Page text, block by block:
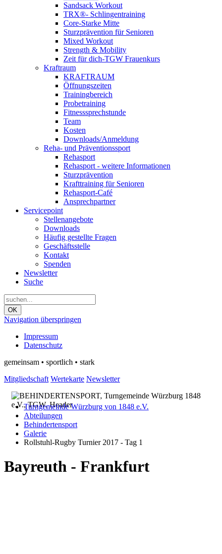
Sandsack Workout
TRX®- Schlingentraining
Core-Starke Mitte
Sturzprävention für Senioren
Mixed Workout
Strength & Mobility
Zeit für dich-TGW Frauenkurs
Kraftraum
KRAFTRAUM
Öffnungszeiten
Trainingbereich
Probetraining
Fitnesssprechstunde
Team
Kosten
Downloads/Anmeldung
Reha- und Präventionssport
Rehasport
Rehasport - weitere Informationen
Sturzprävention
Krafttraining für Senioren
Rehasport-Café
Ansprechpartner
Servicepoint
Stellenangebote
Downloads
Häufig gestellte Fragen
Geschäftsstelle
Kontakt
Spenden
Newsletter
Suche
OK
Navigation überspringen
Impressum
Datenschutz
gemeinsam • sportlich • stark
Mitgliedschaft Wertekarte Newsletter
Turngemeinde Würzburg von 1848 e.V.
Abteilungen
Behindertensport
Galerie
Rollstuhl-Rugby Turnier 2017 - Tag 1
Bayreuth - Frankfurt